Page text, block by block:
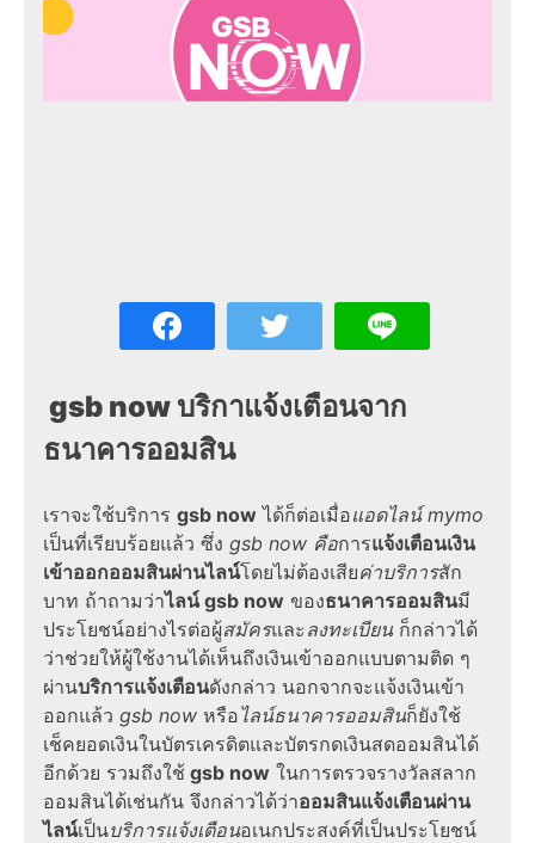
gsb now บริกาแจ้งเตือนจาก
ธนาคารออมสิน
เราจะใช้บริการ gsb now ได้ก็ต่อเมื่อแอดไลน์mymo
เป็นที่เรียบร้อยแล้ว ซึ่ง gsb now คือการแจ้งเตือนเงิน
เข้าออกออมสินผ่านไลน์โดยไม่ต้องเสียค่าบริการสัก
บาท ถ้าถามว่าไลน์gsb now ของธนาคารออมสินมี
ประโยชน์อย่างไรต่อผู้สมัครและ ลงทะเบียน ก็กล่าวได้
ว่าช่วยให้ผู้ใช้งานได้เห็นถึงเงินเข้าออกแบบตามติด ๆ
ผ่านบริการแจ้งเตือนดังกล่าว นอกจากจะแจ้งเงินเข้า
ออกแล้ว gsb now หรือไลน์ธนาคารออมสินก็ยังใช้
เช็คยอดเงินในบัตรเครดิตและบัตรกดเงินสดออมสินได้
อีกด้วย รวมถึงใช้ gsb now ในการตรวจรางวัลสลาก
ออมสินได้เช่นกัน จึงกล่าวได้ว่าออมสินแจ้งเตือนผ่าน
ไลน์เป็นบริการแจ้งเตือนอเนกประสงค์ที่เป็นประโยชน์